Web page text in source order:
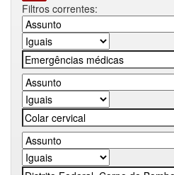
Filtros correntes: